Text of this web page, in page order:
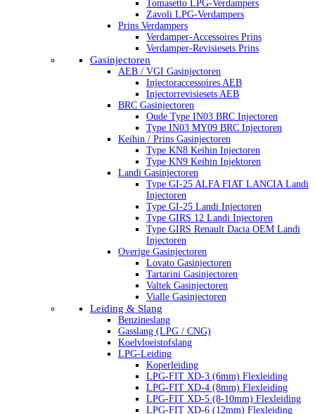
Tomasetto LPG-Verdampers
Zavoli LPG-Verdampers
Prins Verdampers
Verdamper-Accessoires Prins
Verdamper-Revisiesets Prins
Gasinjectoren
AEB / VGI Gasinjectoren
Injectoraccessoires AEB
Injectorrevisiesets AEB
BRC Gasinjectoren
Oude Type IN03 BRC Injectoren
Type IN03 MY09 BRC Injectoren
Keihin / Prins Gasinjectoren
Type KN8 Keihin Injectoren
Type KN9 Keihin Injektoren
Landi Gasinjectoren
Type GI-25 ALFA FIAT LANCIA Landi
Injectoren
Type GI-25 Landi Injectoren
Type GIRS 12 Landi Injectoren
Type GIRS Renault Dacia OEM Landi
Injectoren
Overige Gasinjectoren
Lovato Gasinjectoren
Tartarini Gasinjectoren
Valtek Gasinjectoren
Vialle Gasinjectoren
Leiding & Slang
Benzineslang
Gasslang (LPG / CNG)
Koelvloeistofslang
LPG-Leiding
Koperleiding
LPG-FIT XD-3 (6mm) Flexleiding
LPG-FIT XD-4 (8mm) Flexleiding
LPG-FIT XD-5 (8-10mm) Flexleiding
LPG-FIT XD-6 (12mm) Flexleiding